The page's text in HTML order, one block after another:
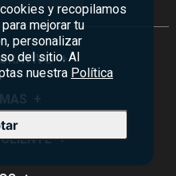
y recopilamos
mejorar tu
personalizar
del sitio. Al
nuestra Política
+
de Regalo
+